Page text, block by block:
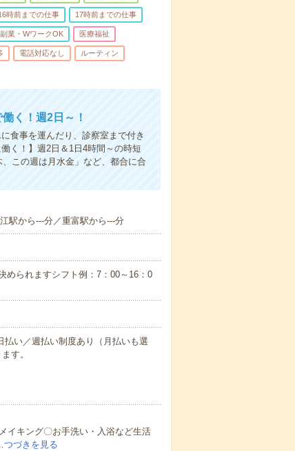
時前までの仕事 17時前までの仕事
副業・WワークOK 医療福祉
電話対応なし ルーティン
く！週2日～！
食事を運んだり、診察室まで付き
く！】週2日＆1日4時間～の時短
この週は月水金」など、都合に合
駅から---分／重富駅から---分
られますシフト例：7：00～16：0
い／週払い制度あり（月払いも選
す。
キング〇お手洗い・入浴など生活
つづきを見る